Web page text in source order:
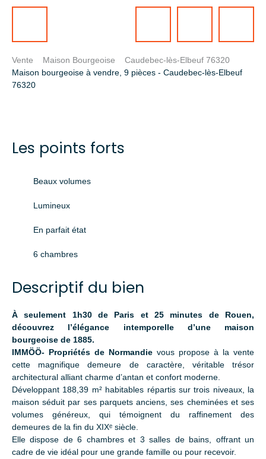
Vente Maison Bourgeoise
Caudebec-lès-Elbeuf 76320
Maison bourgeoise à vendre, 9 pièces - Caudebec-lès-Elbeuf
76320
Les points forts
Beaux volumes
Lumineux
En parfait état
6 chambres
Descriptif du bien
À seulement 1h30 de Paris et 25 minutes de Rouen,
découvrez l’élégance intemporelle d’une maison
bourgeoise de 1885.
IMMÖÖ- Propriétés de Normandie vous propose à la vente
cette magnifique demeure de caractère, véritable trésor
architectural alliant charme d’antan et confort moderne.
Développant 188,39 m² habitables répartis sur trois niveaux, la
maison séduit par ses parquets anciens, ses cheminées et ses
volumes généreux, qui témoignent du raffinement des
demeures de la fin du XIXᵉ siècle.
Elle dispose de 6 chambres et 3 salles de bains, offrant un
cadre de vie idéal pour une grande famille ou pour recevoir.